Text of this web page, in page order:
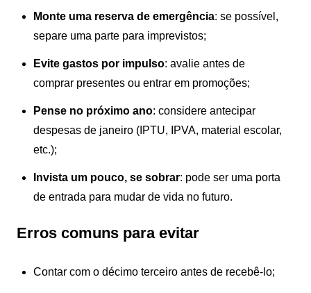
Monte uma reserva de emergência: se possível,
separe uma parte para imprevistos;
Evite gastos por impulso: avalie antes de
comprar presentes ou entrar em promoções;
Pense no próximo ano: considere antecipar
despesas de janeiro (IPTU, IPVA, material escolar,
etc.);
Invista um pouco, se sobrar: pode ser uma porta
de entrada para mudar de vida no futuro.
Erros comuns para evitar
Contar com o décimo terceiro antes de recebê-lo;